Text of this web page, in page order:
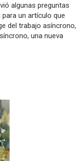
algunas preguntas
un artículo que
del trabajo asíncrono,
una nueva